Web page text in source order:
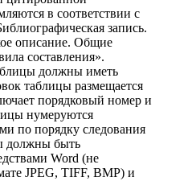
в соответствии с
запись.
описание. Общие
составления».
должны иметь
таблицы размещается
порядковый номер и
нумеруются
по порядку следования
должны быть
Word (не
JPEG, TIFF, BMP) и